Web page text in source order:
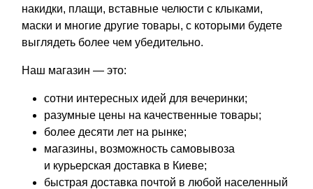
накидки, плащи, вставные челюсти с клыками,
маски и многие другие товары, с которыми будете
выглядеть более чем убедительно.
Наш магазин — это:
сотни интересных идей для вечеринки;
разумные цены на качественные товары;
более десяти лет на рынке;
магазины, возможность самовывоза
и курьерская доставка в Киеве;
быстрая доставка почтой в любой населенный